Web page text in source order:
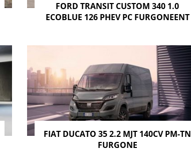
FORD TRANSIT CUSTOM 340 1.0
ECOBLUE 126 PHEV PC FURGONEENT
FIAT DUCATO 35 2.2 MJT 140CV PM-TN
FURGONE